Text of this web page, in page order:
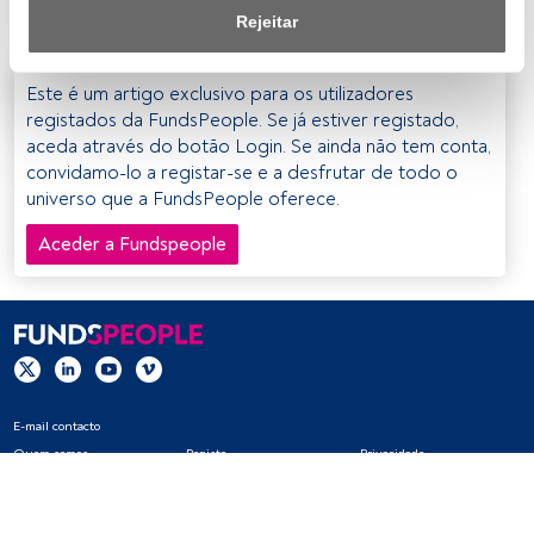
fornecer:
Utilizar dados de localização geográfica precisa. Analisar
ativamente as características do dispositivo para sua
identificação. Armazenar as informações num dispositivo
e/ou aceder às mesmas. Publicidade e conteúdo
personalizados, medição de publicidade e conteúdo,
pesquisa de audiência e desenvolvimento de serviços.
Lista de parceiros (fornecedores)
Rejeitar
Este é um artigo exclusivo para os utilizadores
registados da FundsPeople. Se já estiver registado,
aceda através do botão Login. Se ainda não tem conta,
convidamo-lo a registar-se e a desfrutar de todo o
universo que a FundsPeople oferece.
Aceder a Fundspeople
E-mail contacto
Quem somos
Registo
Privacidade